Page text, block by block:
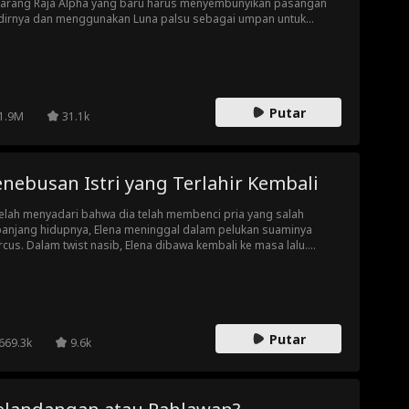
Raja Alpha yang baru harus menyembunyikan pasangan
dan menggunakan Luna palsu sebagai umpan untuk
1.9M 31.1k Putar
Istri yang Terlahir Kembali
menyadari bahwa dia telah membenci pria yang salah
hidupnya, Elena meninggal dalam pelukan suaminya
Dalam twist nasib, Elena dibawa kembali ke masa lalu.
669.3k 9.6k Putar